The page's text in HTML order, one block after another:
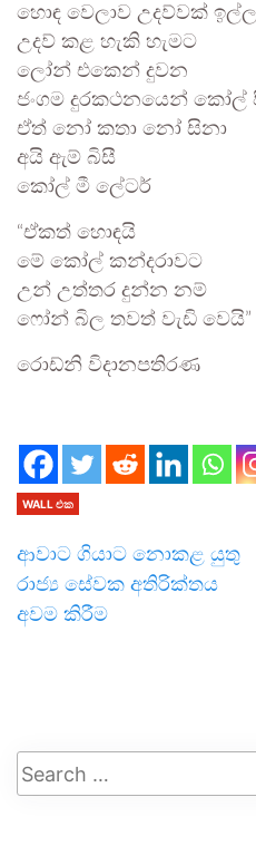
හොඳ වෙලාව උදව්වක්
උදව් කළ හැකි හැමට
ලෝන් එකෙන් දුවන
ජංගම දුරකථනයෙන්
ඒත් නෝ කතා නෝ සිනා
අයි ඇම් බිසී
කෝල් මී ලේටර්
“ඒකත් හොඳයි
මේ කෝල් කන්දරාවට
උන් උත්තර දුන්න නම්
ෆෝන් බිල තවත් වැඩි වෙයි”
රොඩ්නි විදානපතිරණ
WALL එක
ආවාට ගියාට නොකළ යුතු
රාජ්‍ය සේවක අතිරික්තය
අවම කිරීම